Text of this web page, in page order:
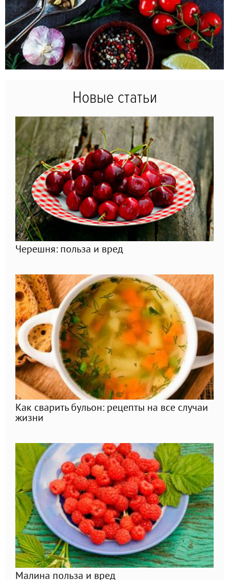
Новые статьи
Черешня: польза и вред
Как сварить бульон: рецепты на все случаи
жизни
Малина польза и вред